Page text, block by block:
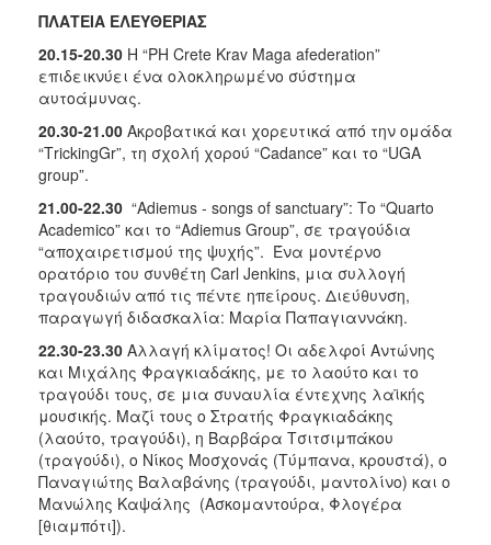
ΠΛΑΤΕΙΑ ΕΛΕΥΘΕΡΙΑΣ
20.15-20.30 Η “PH Crete Κrav Maga afederation”
επιδεικνύει ένα ολοκληρωμένο σύστημα
αυτοάμυνας.
20.30-21.00 Ακροβατικά και χορευτικά από την ομάδα
“ΤrickingGr”, τη σχολή χορού “Cadance” και το “UGA
group”.
21.00-22.30 “Αdiemus - songs of sanctuary”: Το “Quarto
Academico” και το “Αdiemus Group”, σε τραγούδια
“αποχαιρετισμού της ψυχής”. Ένα μοντέρνο
ορατόριο του συνθέτη Carl Jenkins, μια συλλογή
τραγουδιών από τις πέντε ηπείρους. Διεύθυνση,
παραγωγή διδασκαλία: Μαρία Παπαγιαννάκη.
22.30-23.30 Αλλαγή κλίματος! Οι αδελφοί Αντώνης
και Μιχάλης Φραγκιαδάκης, με το λαούτο και το
τραγούδι τους, σε μια συναυλία έντεχνης λαϊκής
μουσικής. Μαζί τους ο Στρατής Φραγκιαδάκης
(λαούτο, τραγούδι), η Βαρβάρα Τσιτσιμπάκου
(τραγούδι), ο Νίκος Μοσχονάς (Τύμπανα, κρουστά), ο
Παναγιώτης Βαλαβάνης (τραγούδι, μαντολίνο) και ο
Μανώλης Καψάλης (Ασκομαντούρα, Φλογέρα
[θιαμπότι]).